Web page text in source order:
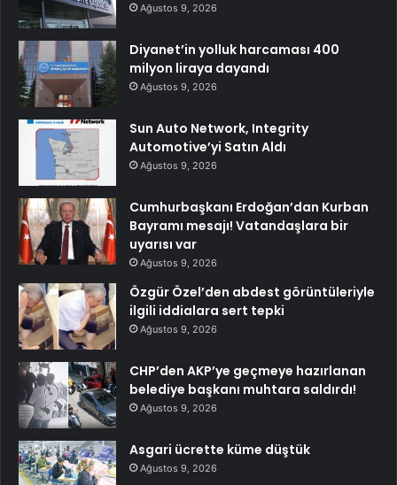
Ağustos 9, 2026
Diyanet’in yolluk harcaması 400
milyon liraya dayandı
Ağustos 9, 2026
Sun Auto Network, Integrity
Automotive’yi Satın Aldı
Ağustos 9, 2026
Cumhurbaşkanı Erdoğan’dan Kurban
Bayramı mesajı! Vatandaşlara bir
uyarısı var
Ağustos 9, 2026
Özgür Özel’den abdest görüntüleriyle
ilgili iddialara sert tepki
Ağustos 9, 2026
CHP’den AKP’ye geçmeye hazırlanan
belediye başkanı muhtara saldırdı!
Ağustos 9, 2026
Asgari ücrette küme düştük
Ağustos 9, 2026